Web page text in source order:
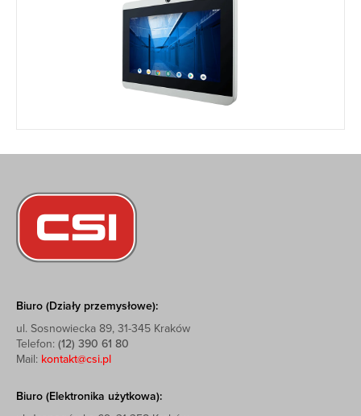
Biuro (Działy przemysłowe):
ul. Sosnowiecka 89, 31-345 Kraków
Telefon: (12) 390 61 80
Mail: kontakt@csi.pl
Biuro (Elektronika użytkowa):